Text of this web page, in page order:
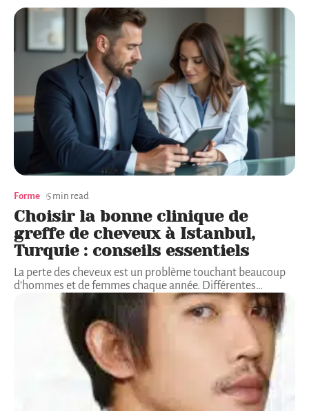
Forme 5 min read
Choisir la bonne clinique de
greffe de cheveux à Istanbul,
Turquie : conseils essentiels
La perte des cheveux est un problème touchant beaucoup
d’hommes et de femmes chaque année. Différentes…